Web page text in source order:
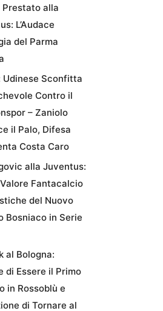
Prestato alla
L’Audace
del Parma
Udinese Sconfitta
Contro il
– Zaniolo
il Palo, Difesa
Costa Caro
alla Juventus:
Fantacalcio
del Nuovo
Bosniaco in Serie
al Bologna:
di Essere il Primo
in Rossoblù e
di Tornare al